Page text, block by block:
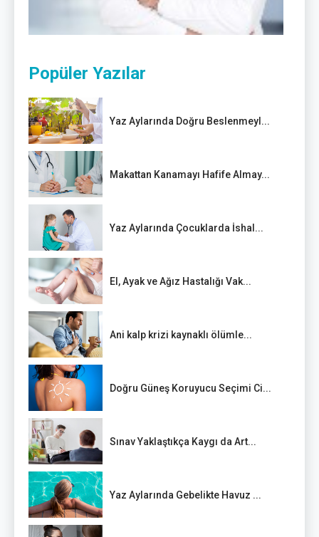
Popüler Yazılar
Yaz Aylarında Doğru Beslenmeyl...
Makattan Kanamayı Hafife Almay...
Yaz Aylarında Çocuklarda İshal...
El, Ayak ve Ağız Hastalığı Vak...
Ani kalp krizi kaynaklı ölümle...
Doğru Güneş Koruyucu Seçimi Ci...
Sınav Yaklaştıkça Kaygı da Art...
Yaz Aylarında Gebelikte Havuz ...